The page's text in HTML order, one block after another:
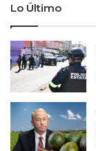
l
a
r
e
s
z
a
r
a
l
s
e
m
p
Lo Último